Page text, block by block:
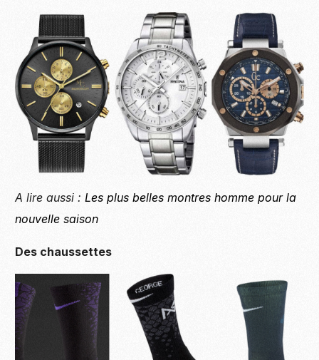
A lire aussi : Les plus belles montres homme pour la
nouvelle saison
Des chaussettes